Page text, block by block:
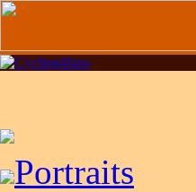
Portraits